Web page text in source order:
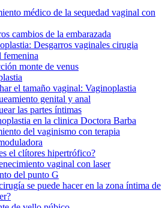
médico de la sequedad vaginal con
cambios de la embarazada
Desgarros vaginales cirugia
femenina
monte de venus
el tamaño vaginal: Vaginoplastia
genital y anal
las partes íntimas
en la clinica Doctora Barba
del vaginismo con terapia
el clítores hipertrófico?
vaginal con laser
del punto G
se puede hacer en la zona íntima de